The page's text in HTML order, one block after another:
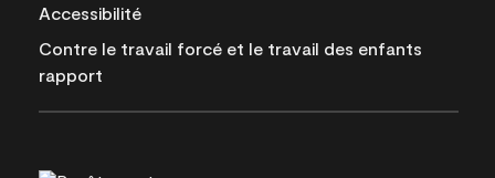
Accessibilité
Contre le travail forcé et le travail des enfants
rapport